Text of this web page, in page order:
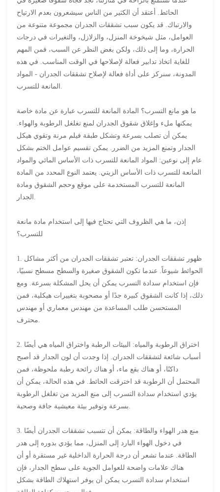
الحائط. أعتقد أن الكثير من الناس سيشعرون بعدم الارتياح
والارتباك. قد يكون سبب تشققات الجدران مجموعة متنوعة من
العوامل، مثل شيخوخة المنزل، والزلازل، والتغيرات في درجات
الحرارة، وما إلى ذلك، ولكن بغض النظر عن السبب، فمن المهم
للغاية اتخاذ تدابير فعالة لإصلاحها في الوقت المناسب. في هذه
المدونة، سنركز على أداة فعالة لإصلاح تشققات الجدران - المواد
ما هو مانع التسرب؟ المادة المانعة للتسرب عبارة عن مادة خاصة
يمكنها ملء وإغلاق شقوق الجدران لمنع تغلغل الرطوبة والهواء.
يمكن أن تصلب بسرعة وتشكل طبقة فيلم مرنة وتقوي هيكل
الجدار وتمنع المزيد من الضرر. يمكن تقسيم عوامل الختم بشكل
عام إلى نوعين: المواد المانعة للتسرب ذات الأساس المائي والمواد
المانعة للتسرب ذات الأساس الزيتي. يعتمد النوع المحدد من المادة
المانعة للتسرب المستخدمة على موقع وحجم الشقوق ومادة
إذن، ما هي الظروف التي تحتاج فيها إلى استخدام مادة مانعة
للتسرب؟
1. ظهور تشققات الجدران: تعتبر تشققات الجدران من أكثر مشاكل
الحوائط شيوعاً. عندما تكون الشقوق صغيرة والسطح مسطح نسبيًا،
فإن استخدام سدادة التسرب يمكن أن يحل المشكلة بسرعة. ومع
ذلك، إذا كانت الشقوق كبيرة جدًا أو مصحوبة بتغييرات هيكلية، فمن
المستحسن طلب المساعدة من مهندس معماري أو مهندس
2. اختراق الرطوبة والمياه: البيئات الرطبة واختراق المياه هي أيضًا
أسباب شائعة لتشققات الجدران. إذا وجدت أن لون الجدار قد أصبح
داكنًا، أو هناك بقع ماء، أو هناك رائحة رطبة ملحوظة، فمن
المحتمل أن الرطوبة قد اخترقت الحائط. في هذه الحالة، يمكن أن
يؤدي استخدام سدادة التسرب إلى منع المزيد من تغلغل الرطوبة
3. منع هدر الهواء والطاقة: يمكن أن تتسبب تشققات الجدران أيضًا
في دخول الهواء البارد إلى المنزل، مما يؤدي بدوره إلى هدر
الطاقة. عندما تشعر أن درجة الحرارة الداخلية غير مستقرة أو أن
هناك علامات واضحة للعوامل الجوية على سطح الجدار، فإن
استخدام سدادة التسرب يمكن أن يوفر استهلاك الطاقة بشكل